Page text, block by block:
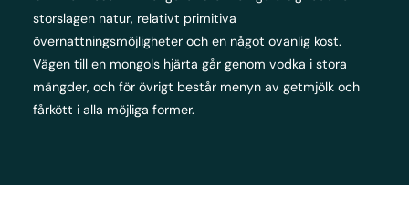
storslagen natur, relativt primitiva
övernattningsmöjligheter och en något ovanlig kost.
Vägen till en mongols hjärta går genom vodka i stora
mängder, och för övrigt består menyn av getmjölk och
fårkött i alla möjliga former.